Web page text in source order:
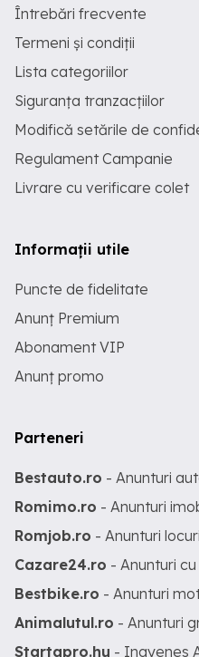
Întrebări frecvente
Termeni și condiții
Lista categoriilor
Siguranța tranzacțiilor
Modifică setările de
Regulament Campanie
Livrare cu verificare colet
Informații utile
Puncte de fidelitate
Anunț Premium
Abonament VIP
Anunț promo
Parteneri
Bestauto.ro - Anunturi
Romimo.ro - Anunturi
Romjob.ro - Anunturi
Cazare24.ro - Anunturi
Bestbike.ro - Anunturi
Animalutul.ro - Anunturi
Startapro.hu - Ingyenes